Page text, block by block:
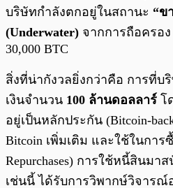
บริษัทกำลังตกอยู่ในสถานะ “ข
(Underwater) จากการถือครอ
30,000 BTC
สิ่งที่น่ากังวลยิ่งกว่าคือ การที่บ
เงินจำนวน 100 ล้านดอลลาร์ โ
อยู่เป็นหลักประกัน (Bitcoin-
Bitcoin เพิ่มเติม และใช้ในการ
Repurchases) การใช้หนี้สินมา
เช่นนี้ ได้รับการวิพากษ์วิจาร